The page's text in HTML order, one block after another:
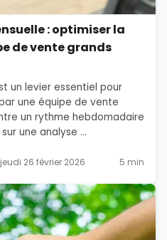
: optimiser la
de vente grands
un levier essentiel pour
une équipe de vente
un rythme hebdomadaire
une analyse ...
jeudi 26 février 2026 5 min